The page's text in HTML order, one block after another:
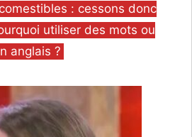
: cessons donc
utiliser des mots ou
anglais ?